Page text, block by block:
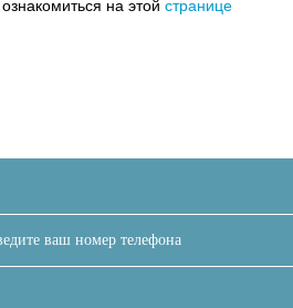
на этой странице